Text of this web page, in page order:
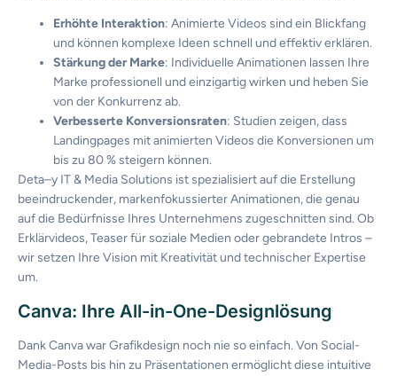
Erhöhte Interaktion: Animierte Videos sind ein Blickfang
und können komplexe Ideen schnell und effektiv erklären.
Stärkung der Marke: Individuelle Animationen lassen Ihre
Marke professionell und einzigartig wirken und heben Sie
von der Konkurrenz ab.
Verbesserte Konversionsraten: Studien zeigen, dass
Landingpages mit animierten Videos die Konversionen um
bis zu 80 % steigern können.
Deta–y IT & Media Solutions ist spezialisiert auf die Erstellung
beeindruckender, markenfokussierter Animationen, die genau
auf die Bedürfnisse Ihres Unternehmens zugeschnitten sind. Ob
Erklärvideos, Teaser für soziale Medien oder gebrandete Intros –
wir setzen Ihre Vision mit Kreativität und technischer Expertise
um.
Canva: Ihre All-in-One-Designlösung
Dank Canva warGrafikdesign noch nie soeinfach. Von Social-
Media-Posts bis hin zu Präsentationen ermöglichtdiese intuitive